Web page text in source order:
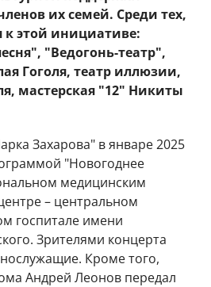
их семей. Среди тех,
к этой инициативе:
"Ведогонь-театр",
Гоголя, театр иллюзии,
мастерская "12" Никиты
Захарова" в январе 2025
"Новогоднее
медицинским
– центральном
госпитале имени
Зрителями концерта
Кроме того,
Андрей Леонов передал